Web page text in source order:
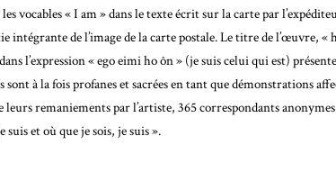
vocables « I am » dans le texte écrit sur la carte par
intégrante de l’image de la carte postale. Le titre de l’œuvre,
l’expression « ego eimi ho ôn » (je suis celui qui est)
sont à la fois profanes et sacrées en tant que démonstrations
leurs remaniements par l’artiste, 365 correspondants
suis et où que je sois, je suis ».